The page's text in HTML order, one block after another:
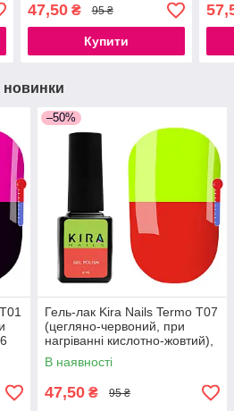
47,50₴ 95 ₴
Купити
новинки
–50%
Гель-лак Kira Nails Termo T07
(цегляно-червоний, при
нагріванні кислотно-жовтий),
6 мл
В наявності
47,50 ₴ 95 ₴